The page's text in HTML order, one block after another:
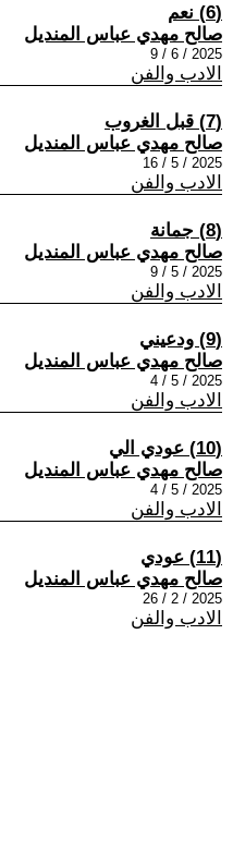
(6) نعم
صالح مهدي عباس المنديل
2025 / 6 / 9
الادب والفن
(7) قبل الغروب
صالح مهدي عباس المنديل
2025 / 5 / 16
الادب والفن
(8) جمانة
صالح مهدي عباس المنديل
2025 / 5 / 9
الادب والفن
(9) ودعيني
صالح مهدي عباس المنديل
2025 / 5 / 4
الادب والفن
(10) عودي الي
صالح مهدي عباس المنديل
2025 / 5 / 4
الادب والفن
(11) عودي
صالح مهدي عباس المنديل
2025 / 2 / 26
الادب والفن